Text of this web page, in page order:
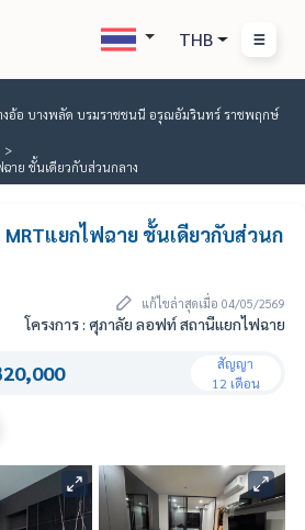
THB
อ้อ บางพลัด บรมราชชนนี อรุณอัมรินทร์ ราชพฤกษ์
าย ชั้นเดียวกับส่วนกลาง
แยกไฟฉาย ชั้นเดียวกับส่วนก
แก้ไขล่าสุดเมื่อ 04/05/2569
โครงการ : ศุภาลัย ลอฟท์ สถานีแยกไฟฉาย
สัญญา
12 เดือน